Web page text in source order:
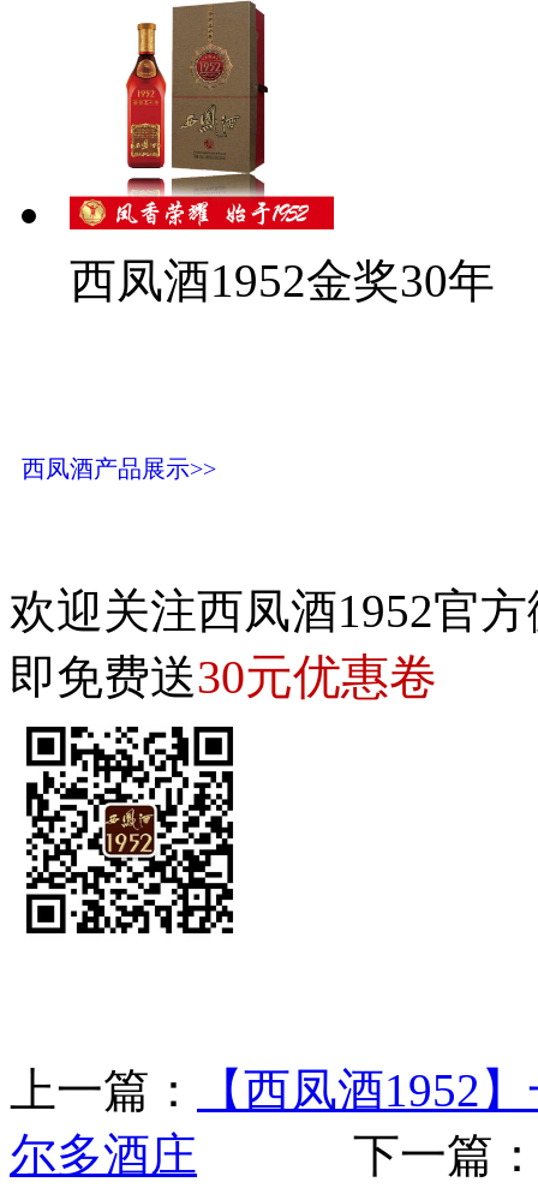
西凤酒1952金奖30年
西凤酒产品展示>>
欢迎关注西凤酒1952官
即免费送30元优惠卷
上一篇：
【西凤酒1952
尔多酒庄 下一篇